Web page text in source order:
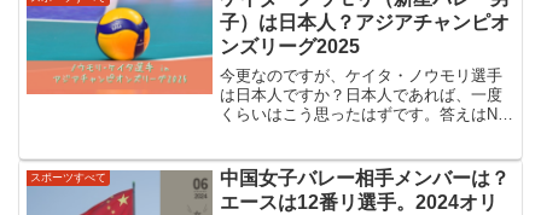
を...
子）は日本人？アジアチャンピオ
ンズリーグ2025
今更なのですが、ケイタ・ノウモリ選手
は日本人ですか？日本人であれば、一度
くらいはこう思ったはずです。答えはNo
韓国リーグなどでも、ケイタ選手の活躍
が目覚ましいです。今回...
スポーツすべて
中国女子バレー相手メンバーは？
エースは12番リ選手。2024オリ